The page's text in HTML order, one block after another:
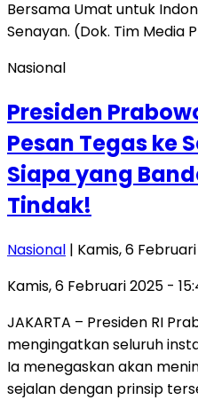
Nasional
Presiden
Pesan Tegas ke
Siapa yang
Tindak!
Nasional | Kamis, 6
Kamis, 6 Februari 2025 -
JAKARTA – Presiden RI
mengingatkan seluruh
Ia menegaskan akan
sejalan dengan prinsip